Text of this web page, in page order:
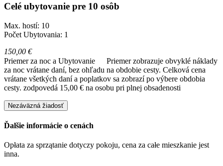
Celé ubytovanie pre 10 osôb
Max. hostí: 10
Počet Ubytovania: 1
150,00 €
Priemer za noc a Ubytovanie
Priemer zobrazuje obvyklé náklady
za noc vrátane daní, bez ohľadu na obdobie cesty. Celková cena
vrátane všetkých daní a poplatkov sa zobrazí po výbere obdobia
cesty. zodpovedá 15,00 € na osobu pri plnej obsadenosti
Nezáväzná žiadosť
Ďalšie informácie o cenách
Opłata za sprzątanie dotyczy pokoju, cena za całe mieszkanie jest
inna.